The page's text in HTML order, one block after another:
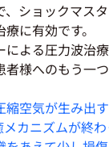
ショックマス
に有効です。
による圧力波治
者様へのもう一
空気が生み出
メカニズムが終